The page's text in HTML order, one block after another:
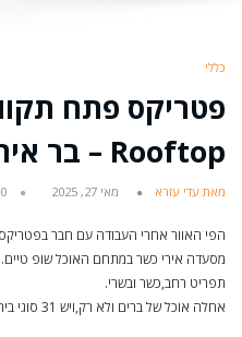
כללי
Rooftop – בר אירי כשר
מאת עדי עזרא מאי 27, 2025 0
מסעדה אירי כשר במתחם האוכל שופ טיים.
תפריט רחב,כשר ובשרי.
אחלה אוכל של ברים ולא רק,ויש 31 סוגי בירה מהחבית